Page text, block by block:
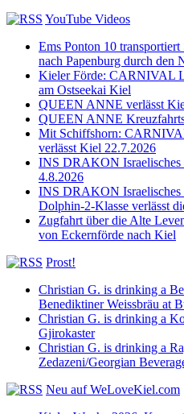
YouTube Videos
Ems Ponton 10
nach Papenburg durch den
Kieler Förde: CARNIVAL
am Ostseekai Kiel
QUEEN ANNE verlässt
QUEEN ANNE
Mit Schiffshorn:
verlässt Kiel 22.7.2026
INS DRAKON
4.8.2026
INS DRAKON
Dolphin-2-Klasse verlässt
Zugfahrt über die Alte
von Eckernförde nach Kiel
Prost!
Christian G. is drinking a
Benediktiner Weissbräu at
Christian G. is drinking a
Gjirokaster
Christian G. is drinking a
Zedazeni/Georgian
Neu auf WeLoveKiel.com